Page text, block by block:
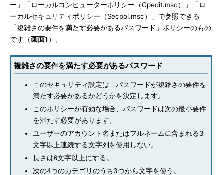
ー」「ローカルコンピューターポリシー（Gpedit.msc）」「ロ
ーカルセキュリティポリシー（Secpol.msc）」で参照できる
「複雑さの要件を満たす必要があるパスワード」ポリシーのもの
です（画面1 ）。
複雑さの要件を満たす必要があるパスワード
このセキュリティ設定は、パスワードが複雑さの要件を
満たす必要があるかどうかを決定します。
このポリシーが有効な場合、パスワードは次の最小要件
を満たす必要があります。
ユーザーのアカウント名またはフルネームに含まれる3
文字以上連続する文字列を使用しない。
長さは6文字以上にする。
次の4つのカテゴリのうち3つから文字を使う。